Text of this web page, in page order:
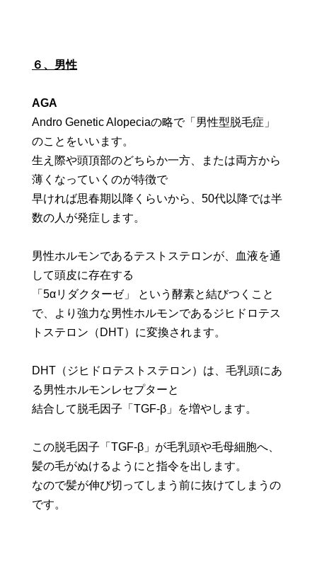
６、男性
AGA
Andro Genetic Alopeciaの略で「男性型脱毛症」
のことをいいます。
生え際や頭頂部のどちらか一方、または両方から
薄くなっていくのが特徴で
早ければ思春期以降くらいから、50代以降では半
数の人が発症します。
男性ホルモンであるテストステロンが、血液を通
して頭皮に存在する
「5αリダクターゼ」 という酵素と結びつくこと
で、より強力な男性ホルモンであるジヒドロテス
トステロン（DHT）に変換されます。
DHT（ジヒドロテストステロン）は、毛乳頭にあ
る男性ホルモンレセプターと
結合して脱毛因子「TGF-β」を増やします。
この脱毛因子「TGF-β」が毛乳頭や毛母細胞へ、
髪の毛がぬけるようにと指令を出します。
なので髪が伸び切ってしまう前に抜けてしまうの
です。